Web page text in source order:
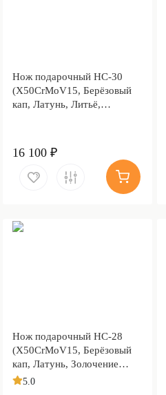
Нож подарочный НС-30
(X50CrMoV15, Берёзовый
кап, Латунь, Литьё,
16 100 ₽
Нож подарочный НС-28
(X50CrMoV15, Берёзовый
кап, Латунь, Золочение
клинка гарды и тыльника)
5.0